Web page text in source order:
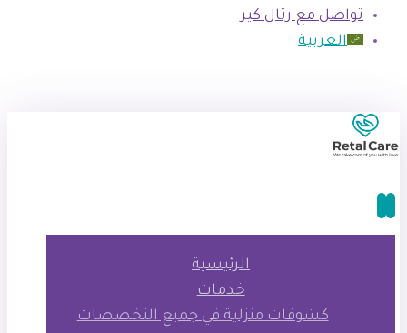
تواصل مع رتال كير
العربية
الرئيسية
خدمات
كشوفات منزلية في جميع التخصصات